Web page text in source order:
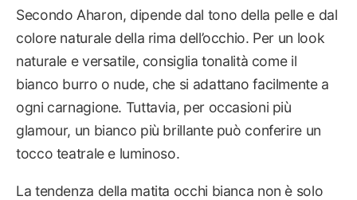
Secondo Aharon, dipende dal tono della pelle e dal
colore naturale della rima dell’occhio. Per un look
naturale e versatile, consiglia tonalità come il
bianco burro o nude, che si adattano facilmente a
ogni carnagione. Tuttavia, per occasioni più
glamour, un bianco più brillante può conferire un
tocco teatrale e luminoso.
La tendenza della matita occhi bianca non è solo